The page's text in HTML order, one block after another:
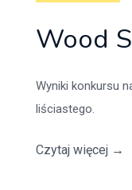
Wood
Wyniki konkursu
liściastego.
Czytaj więcej →